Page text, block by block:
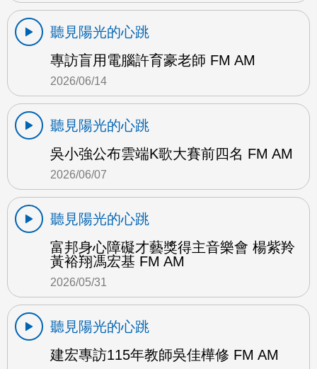
聽見陽光的心跳
專訪盲用電腦許育豪老師 FM AM
2026/06/14
聽見陽光的心跳
吳小強公布雲端K歌大賽前四名 FM AM
2026/06/07
聽見陽光的心跳
富邦身心障礙才藝獎得主音樂會 楊紫羚
黃裕翔馮宏基 FM AM
2026/05/31
聽見陽光的心跳
建宏專訪115年教師吳佳樺修 FM AM